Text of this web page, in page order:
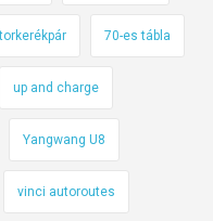
70-es tábla
up and charge
Yangwang U8
vinci autoroutes